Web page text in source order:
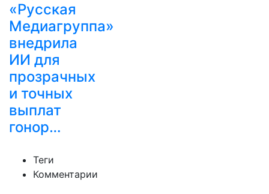
«Русская
Медиагруппа»
внедрила
ИИ для
прозрачных
и точных
выплат
гонор…
Теги
Комментарии